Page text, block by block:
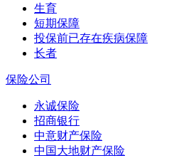
生育
短期保障
投保前已存在疾病保障
长者
保险公司
永诚保险
招商银行
中意财产保险
中国大地财产保险